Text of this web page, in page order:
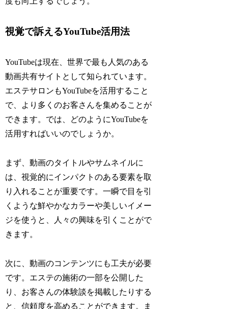
視覚で訴えるYouTube活用法
YouTubeは現在、世界で最も人気のある
動画共有サイトとして知られています。
エステサロンもYouTubeを活用すること
で、より多くのお客さんを集めることが
できます。では、どのようにYouTubeを
活用すればいいのでしょうか。
まず、動画のタイトルやサムネイルに
は、視覚的にインパクトのある要素を取
り入れることが重要です。一瞬で目を引
くような鮮やかなカラーや美しいイメー
ジを使うと、人々の興味を引くことがで
きます。
次に、動画のコンテンツにも工夫が必要
です。エステの施術の一部を公開した
り、お客さんの体験談を掲載したりする
と、信頼度を高めることができます。ま